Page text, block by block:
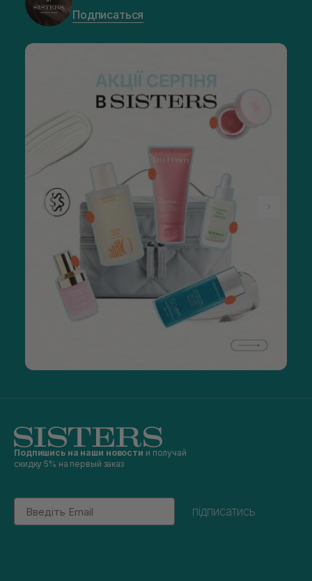
Подписаться
Подпишись на наши новости и получай
скидку 5% на первый заказ
Email
підписатись